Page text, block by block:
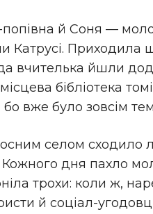
й Соня —
Приходила
вчителька йшли
бібліотека
вже було зовсім
селом сходило
дня пахло
трохи: коли ж,
й соціал-